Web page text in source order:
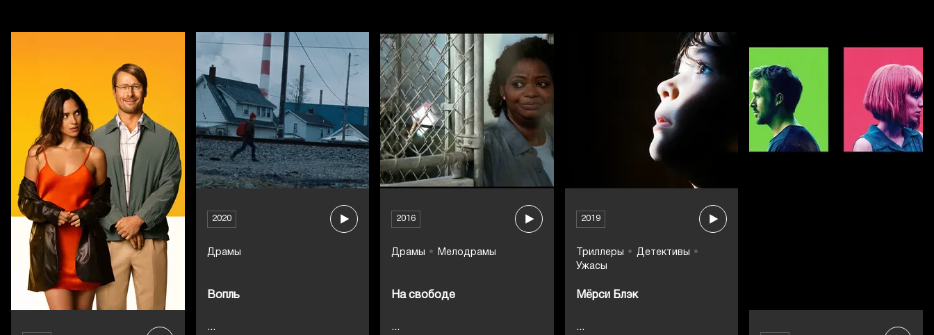
2020
Драмы
Вопль
...
2016
Драмы Мелодрамы
На свободе
...
2019
Триллеры
Детективы
Ужасы
Мёрси Блэк
...